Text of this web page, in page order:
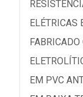
ELÉTRICAS
FABRICADO
EM PVC